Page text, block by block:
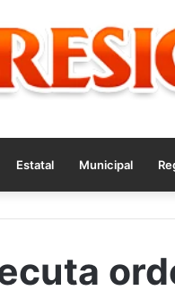
Estatal Municipal